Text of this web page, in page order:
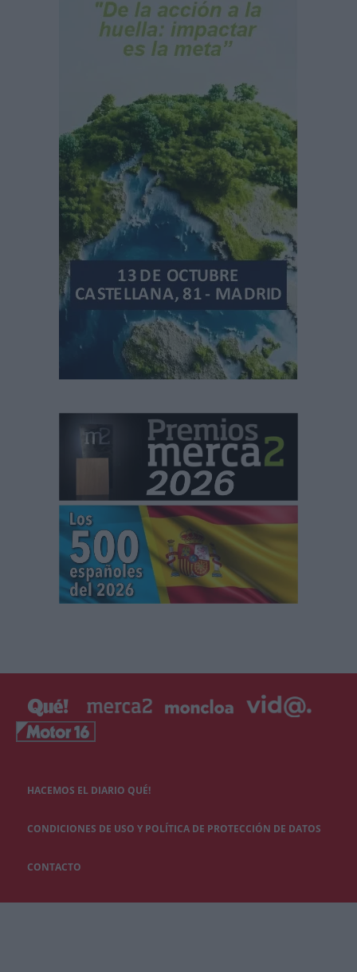
HACEMOS EL DIARIO QUÉ!
CONDICIONES DE USO Y POLÍTICA DE PROTECCIÓN DE DATOS
CONTACTO